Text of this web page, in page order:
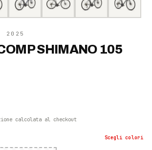
2025
SHIMANO 105
calcolata al checkout
Scegli colori